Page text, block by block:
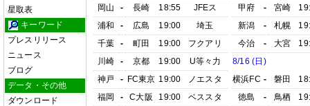
星取表
キーワード
プレスリリース
ニュース
ブログ
データ・その他
ダウンロード
岡山
- 長崎 18:55
JFEス
浦和
- 広島 19:00
埼玉
千葉
- 町田 19:00
フクアリ
川崎
- 京都 19:00
U等々力
神戸
- FC東京 19:00
ノエスタ
福岡
- C大阪 19:00 ベススタ
甲府
- 宮崎
新潟
- 札幌
今治
- 大宮
8/16 (日)
横浜FC - 磐田
徳島
- 鳥栖